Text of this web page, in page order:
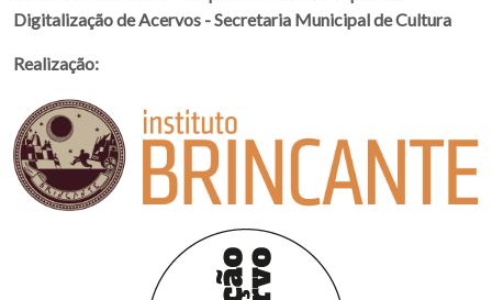
Digitalização de Acervos - Secretaria Municipal de Cultura
Realização: